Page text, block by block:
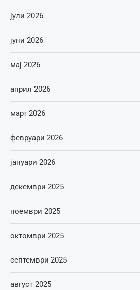
јули 2026
јуни 2026
мај 2026
април 2026
март 2026
февруари 2026
јануари 2026
декември 2025
ноември 2025
октомври 2025
септември 2025
август 2025